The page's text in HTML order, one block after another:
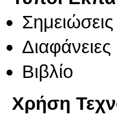
Σημειώσεις
Διαφάνειες
Βιβλίο
Χρήση